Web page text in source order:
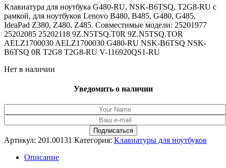
составляла
1,428.00₽.
1,309.00₽.
Клавиатура для ноутбука G480-RU, NSK-B6TSQ, T2G8-RU с
рамкой, для ноутбуков Lenovo B480, B485, G480, G485,
IdeaPad Z380, Z480, Z485. Совместимые модели: 25201977
25202085 25202118 9Z.N5TSQ.T0R 9Z.N5TSQ.TOR
AELZ1700030 AELZ1700030 G480-RU NSK-B6TSQ NSK-
B6TSQ 0R T2G8 T2G8-RU V-116920QS1-RU
Нет в наличии
Уведомить о наличии
Артикул: 201.00131 Категория: Клавиатуры для ноутбуков
Описание